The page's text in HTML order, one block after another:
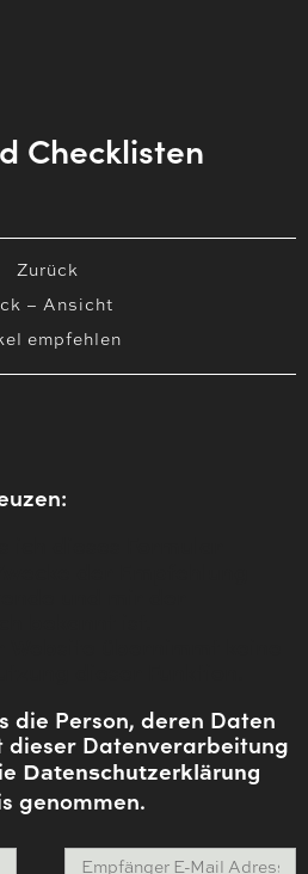
Checklisten
Zurück
– Ansicht
empfehlen
die Person, deren Daten
dieser Datenverarbeitung
Datenschutzerklärung
genommen.